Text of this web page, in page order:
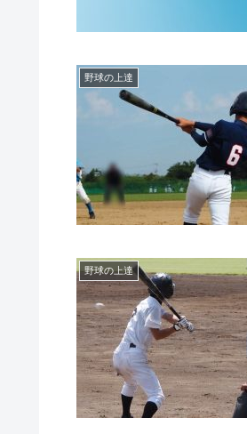
野球の上達
野球の上達